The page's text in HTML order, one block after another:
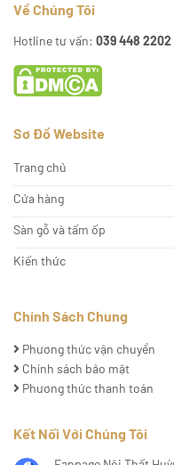
Về Chúng Tôi
Hotline tư vấn: 039 448 2202
Sơ Đồ Website
Trang chủ
Cửa hàng
Sàn gỗ và tấm ốp
Kiến thức
Chính Sách Chung
Phương thức vận chuyển
Chính sách bảo mật
Phương thức thanh toán
Kết Nối Với Chúng Tôi